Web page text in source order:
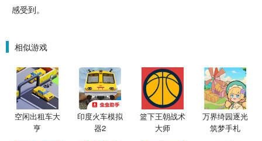
感受到。
相似游戏
空闲出租车大
亨
印度火车模拟
器2
篮下王朝战术
大师
万界绮园逐光
筑梦手札